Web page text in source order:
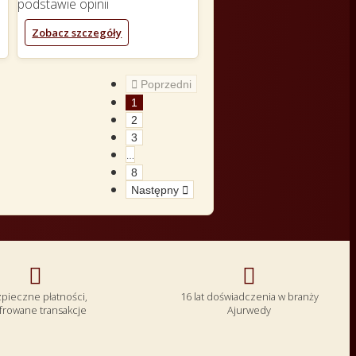
podstawie opinii
Zobacz szczegóły
 Poprzedni
1
2
3
…
8
Następny 

płatności,
transakcje

16 lat doświadczenia w branży
Ajurwedy